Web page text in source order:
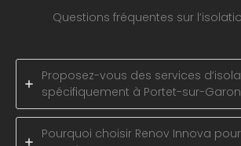
Questions fréquentes sur
Proposez-vous des services
spécifiquement à Portet-sur-
Pourquoi choisir Renov Innova